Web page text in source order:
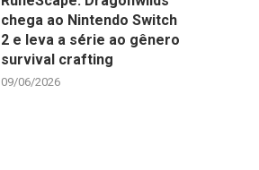
chega ao Nintendo Switch
2 e leva a série ao gênero
survival crafting
09/06/2026